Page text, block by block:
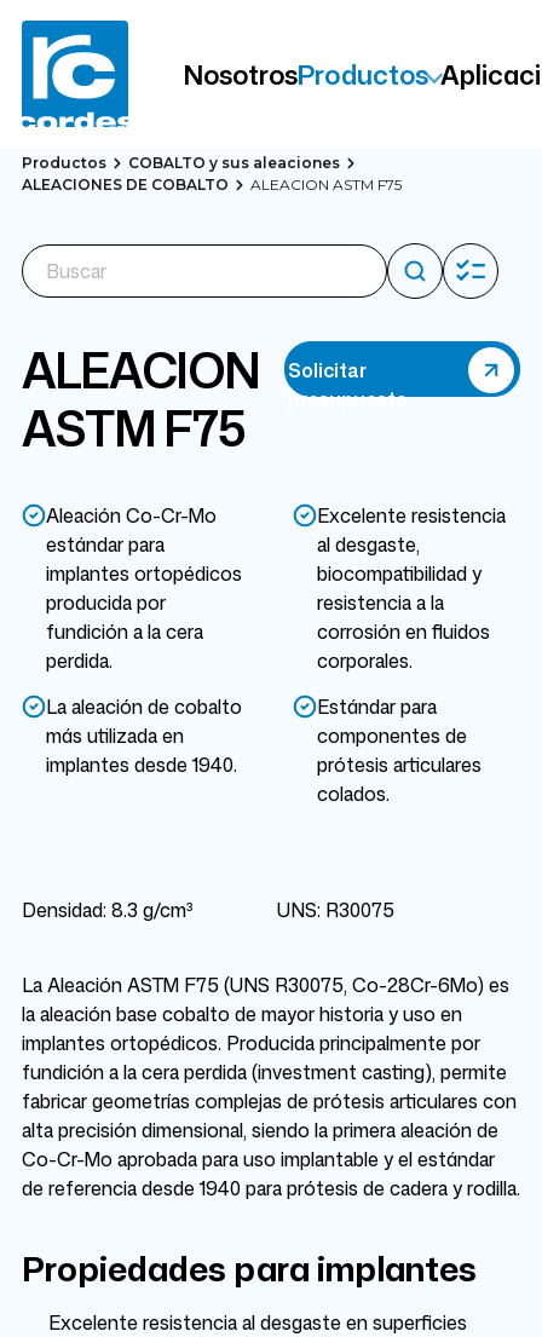
NosotrosProductos
Productos
COBALTO y sus aleaciones
ALEACIONES DE COBALTO
ALEACION ASTM F75
ALEACION
ASTM F75
Aleación Co-Cr-Mo
estándar para
implantes ortopédicos
producida por
fundición a la cera
perdida.
La aleación de cobalto
más utilizada en
implantes desde 1940.
Excelente resistencia
al desgaste,
biocompatibilidad y
resistencia a la
corrosión en fluidos
corporales.
Estándar para
componentes de
prótesis articulares
colados.
Densidad: 8.3 g/cm³ UNS: R30075
Solicitar
presupuesto
La Aleación ASTM F75 (UNS R30075, Co-28Cr-6Mo) es
la aleación base cobalto de mayor historia y uso en
implantes ortopédicos. Producida principalmente por
fundición a la cera perdida (investment casting), permite
fabricar geometrías complejas de prótesis articulares con
alta precisión dimensional, siendo la primera aleación de
Co-Cr-Mo aprobada para uso implantable y el estándar
de referencia desde 1940 para prótesis de cadera y rodilla.
Propiedades para implantes
Excelente resistencia al desgaste en superficies